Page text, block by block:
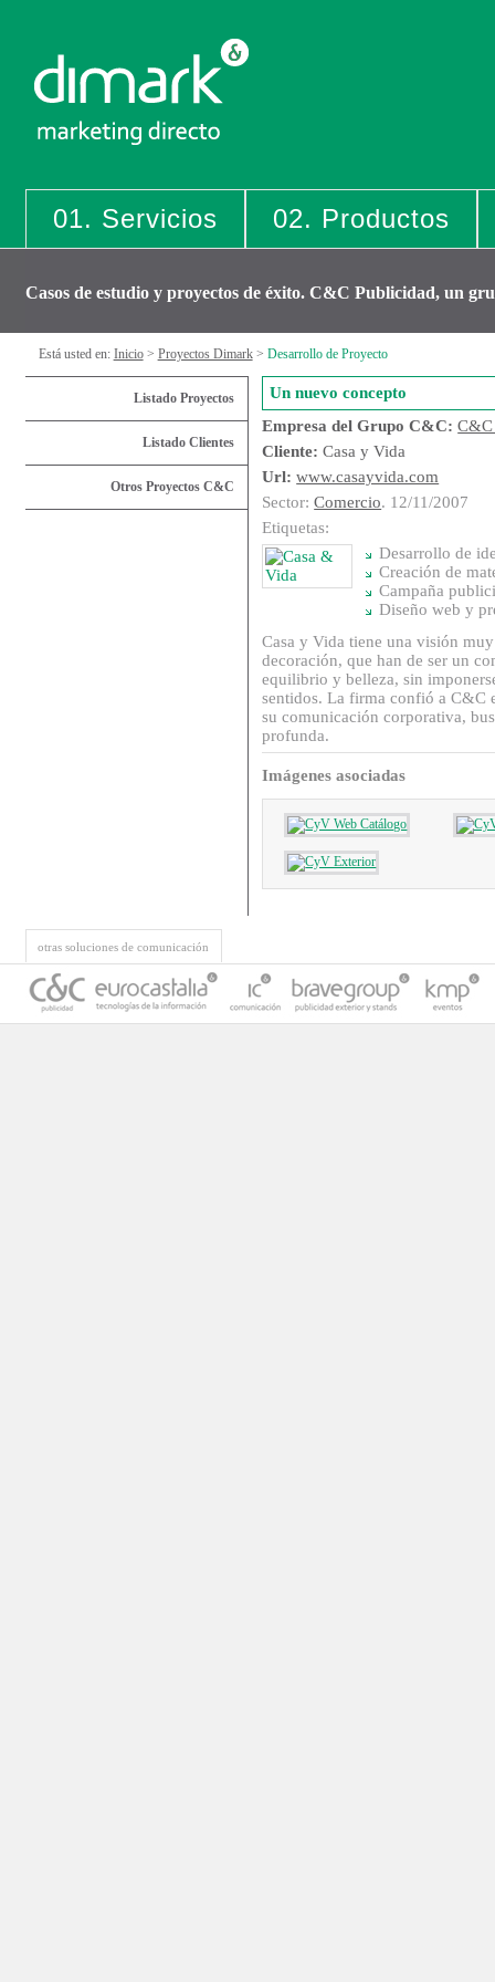
01. Servicios 02. Productos
Casos de estudio y proyectos de éxito. C&C Publicidad, un
Está usted en: Inicio> Proyectos Dimark> Desarrollo de Proyecto
Listado Proyectos
Listado Clientes
Otros Proyectos C&C
Un nuevo concepto
Empresa del Grupo C&C: C&C
Cliente: Casa y Vida
Url: www.casayvida.com
Sector:Comercio. 12/11/2007
Etiquetas:
Desarrollo de
Creación de
Campaña
Diseño web y
Casa y Vida tiene una visión
decoración, que han de ser un
equilibrio y belleza, sin
sentidos. La firma confió a C&C
su comunicación corporativa,
profunda.
Imágenes asociadas
otras soluciones de comunicación